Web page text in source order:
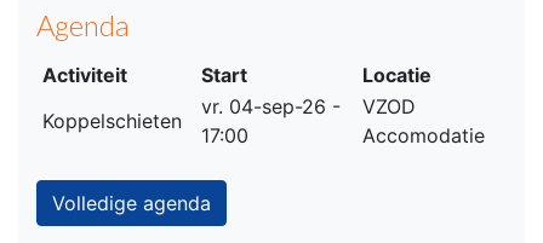
Agenda
Activiteit Start
Locatie
Koppelschieten
vr. 04-sep-26 -
17:00
VZOD
Accomodatie
Volledige agenda